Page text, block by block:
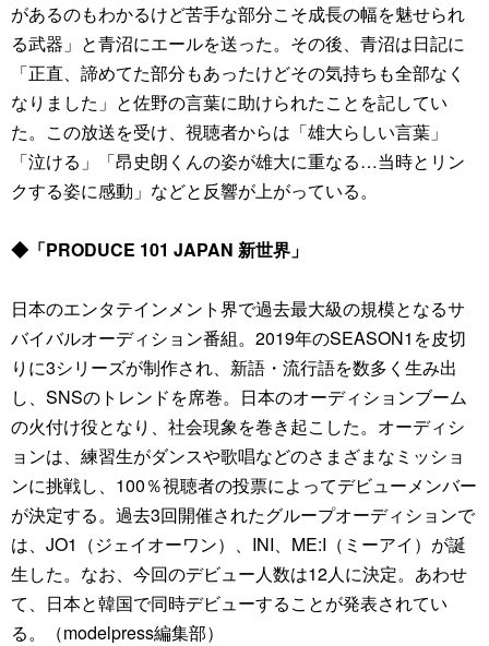
があるのもわかるけど苦手な部分こそ成長の幅を魅せられ
る武器」と青沼にエールを送った。その後、青沼は日記に
「正直、諦めてた部分もあったけどその気持ちも全部なく
なりました」と佐野の言葉に助けられたことを記してい
た。この放送を受け、視聴者からは「雄大らしい言葉」
「泣ける」「昂史朗くんの姿が雄大に重なる…当時とリン
クする姿に感動」などと反響が上がっている。
◆「PRODUCE 101 JAPAN 新世界」
日本のエンタテインメント界で過去最大級の規模となるサ
バイバルオーディション番組。2019年のSEASON1を皮切
りに3シリーズが制作され、新語・流行語を数多く生み出
し、SNSのトレンドを席巻。日本のオーディションブーム
の火付け役となり、社会現象を巻き起こした。オーディシ
ョンは、練習生がダンスや歌唱などのさまざまなミッショ
ンに挑戦し、100％視聴者の投票によってデビューメンバー
が決定する。過去3回開催されたグループオーディションで
は、JO1（ジェイオーワン）、INI、ME:I（ミーアイ）が誕
生した。なお、今回のデビュー人数は12人に決定。あわせ
て、日本と韓国で同時デビューすることが発表されてい
る。（modelpress編集部）